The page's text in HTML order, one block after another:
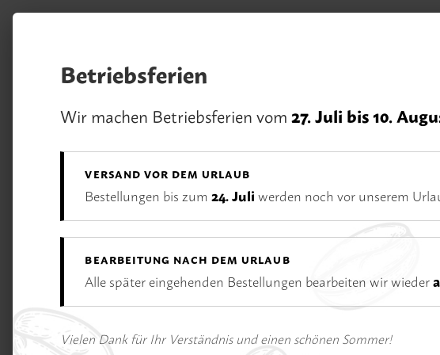
Hauptinhalt springen
Zur Suche springen
Zur Hauptnavigation springen
Unsere Vorteile Rufen Sie uns an:
02233 / 928 75 75
Betriebsferien
Wir machen Betriebsferien vom27. Juli bis 10.
VERSAND VOR DEM URLAUB
Bestellungen bis zum24. Juliwerden noch vor unserem
BEARBEITUNG NACH DEM URLAUB
Alle später eingehenden Bestellungen bearbeiten wir wieder
Vielen Dank für Ihr Verständnis und einen schönen Sommer!